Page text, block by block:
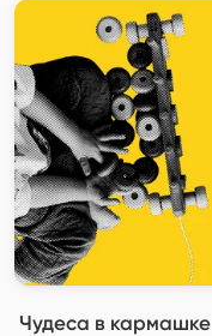
Чудеса в кармашке